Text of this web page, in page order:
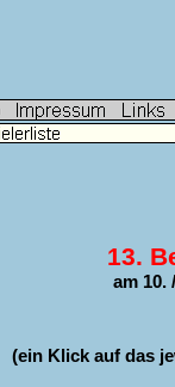
13.
am 10.
(ein Klick auf das